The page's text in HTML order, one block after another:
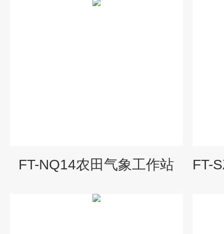
FT-NQ14农田气象工作站